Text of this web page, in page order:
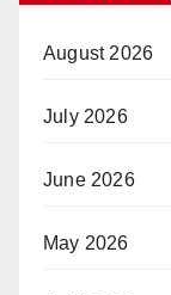
August 2026
July 2026
June 2026
May 2026